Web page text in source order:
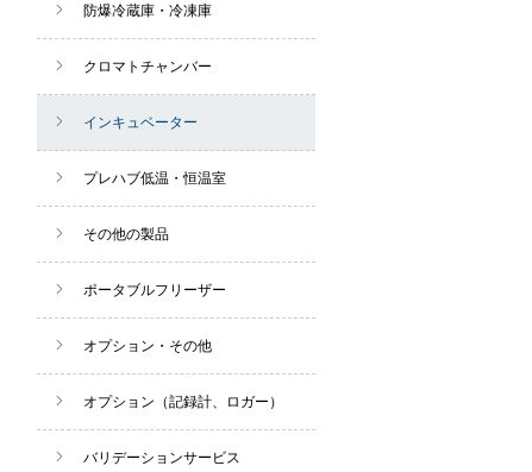
防爆冷蔵庫・冷凍庫
クロマトチャンバー
インキュベーター
プレハブ低温・恒温室
その他の製品
ポータブルフリーザー
オプション・その他
オプション（記録計、ロガー）
バリデーションサービス